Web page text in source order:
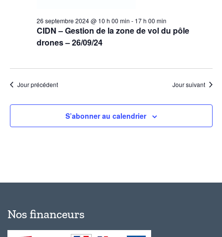
CIDN – Gestion de la zone de vol du pôle
drones – 26/09/24
26 septembre 2024 @ 10 h 00 min - 17 h 00 min
Jour précédent Jour suivant
S’abonner au calendrier
Nos financeurs